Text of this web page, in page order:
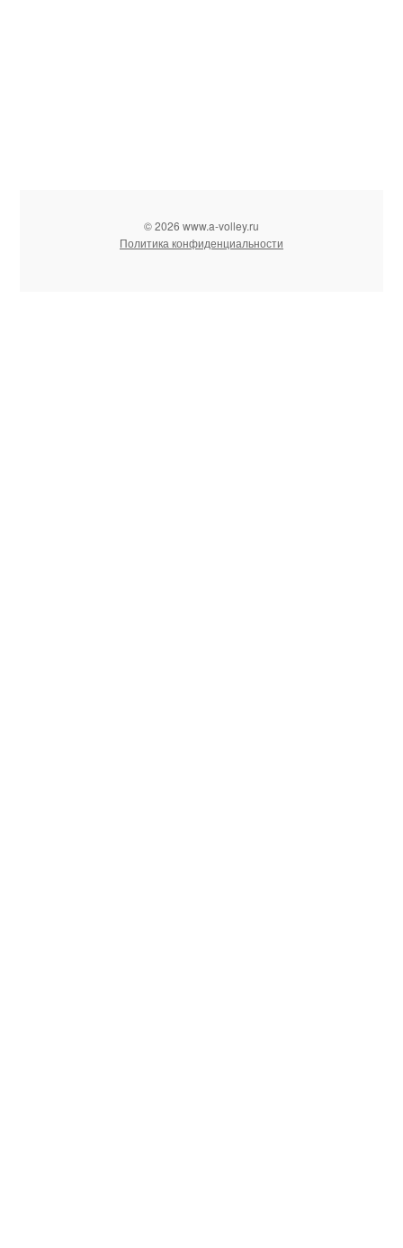
© 2026 www.a-volley.ru
Политика конфиденциальности